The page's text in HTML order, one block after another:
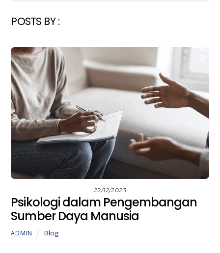
POSTS BY :
22/12/2023
Psikologi dalam Pengembangan
Sumber Daya Manusia
ADMIN Blog